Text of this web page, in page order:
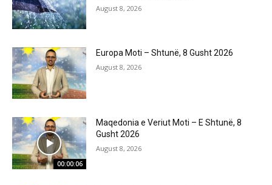
August 8, 2026
Europa Moti – Shtunë, 8 Gusht 2026
August 8, 2026
00:00:06
Maqedonia e Veriut Moti – E Shtunë, 8
Gusht 2026
August 8, 2026